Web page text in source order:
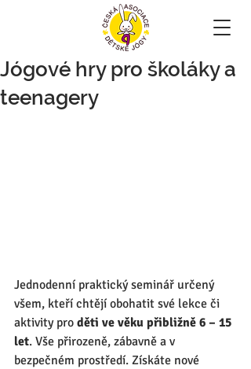
Jógové hry pro školáky a
teenagery
Jednodenní praktický seminář určený
všem, kteří chtějí obohatit své lekce či
aktivity pro děti ve věku přibližně 6 – 15
let. Vše přirozeně, zábavně a v
bezpečném prostředí. Získáte nové